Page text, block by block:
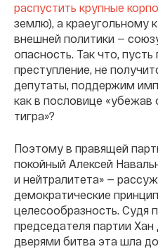
распустить крупные
землю), а краеугольному
внешней политики —
опасность. Так что,
преступление, не
депутаты, поддержим
как в пословице «убежав
тигра»?
Поэтому в правящей
покойный Алексей
и нейтралитета» —
демократические
целесообразность. Судя
председателя партии
дверями битва эта шла